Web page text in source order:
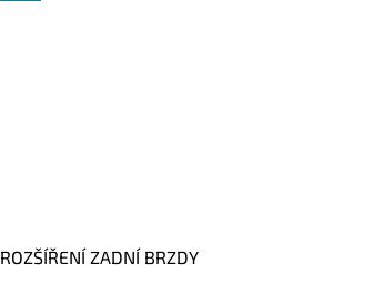
ROZŠÍŘENÍ ZADNÍ BRZDY